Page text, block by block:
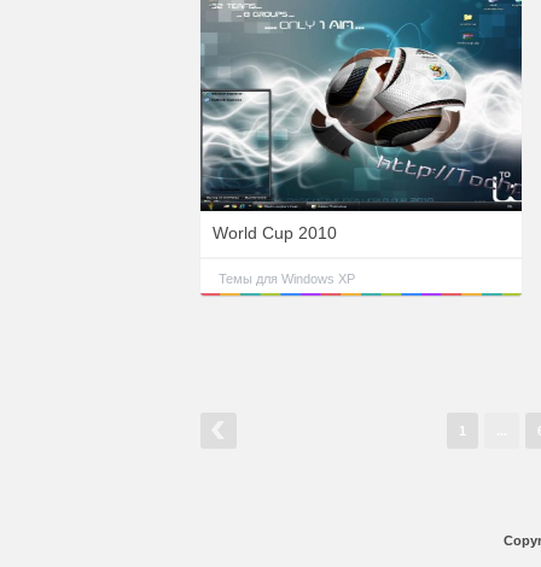
World Cup 2010
Темы для Windows XP
1